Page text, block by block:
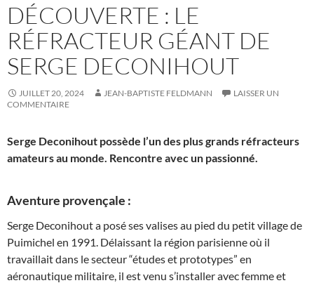
DÉCOUVERTE : LE
RÉFRACTEUR GÉANT DE
SERGE DECONIHOUT
JUILLET 20, 2024 JEAN-BAPTISTE FELDMANN
LAISSER UN
COMMENTAIRE
Serge Deconihout possède l’un des plus grands réfracteurs
amateurs au monde. Rencontre avec un passionné.
Aventure provençale :
Serge Deconihout a posé ses valises au pied du petit village de
Puimichel en 1991. Délaissant la région parisienne où il
travaillait dans le secteur “études et prototypes” en
aéronautique militaire, il est venu s’installer avec femme et